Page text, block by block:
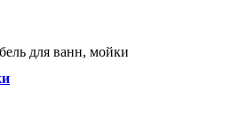
для ванн, мойки